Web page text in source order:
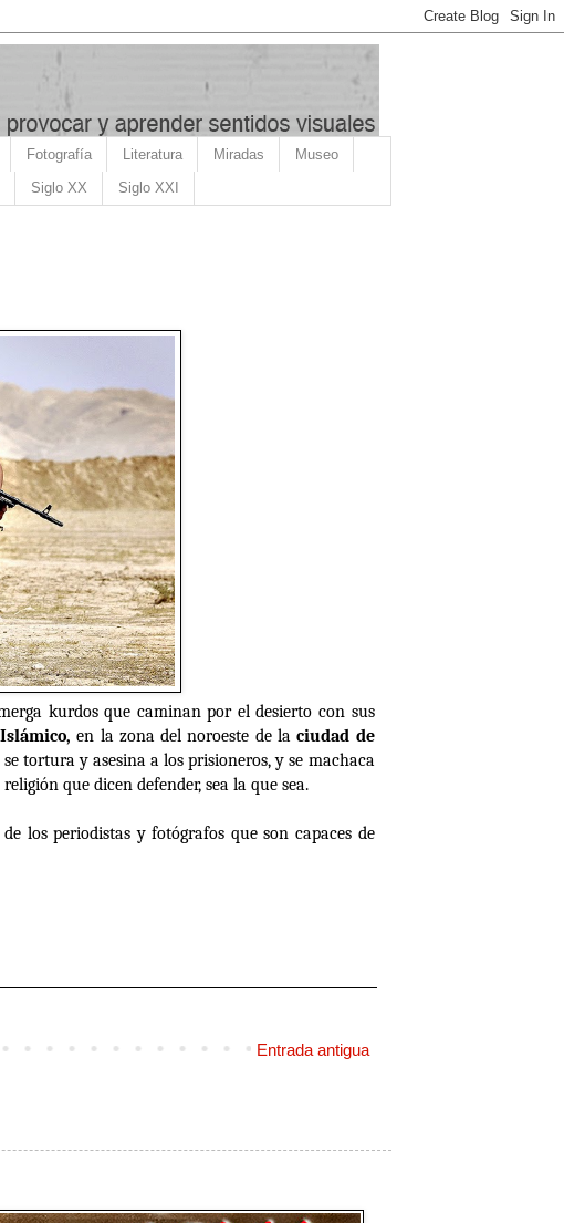
Fotografía Literatura Miradas Museo
Siglo XX Siglo XXI
kurdos que caminan por el desierto con sus
en la zona del noroeste de laciudad de
tortura y asesina a los prisioneros, y se machaca
que dicen defender, sea la que sea.
los periodistas y fotógrafos que son capaces de
Entrada antigua